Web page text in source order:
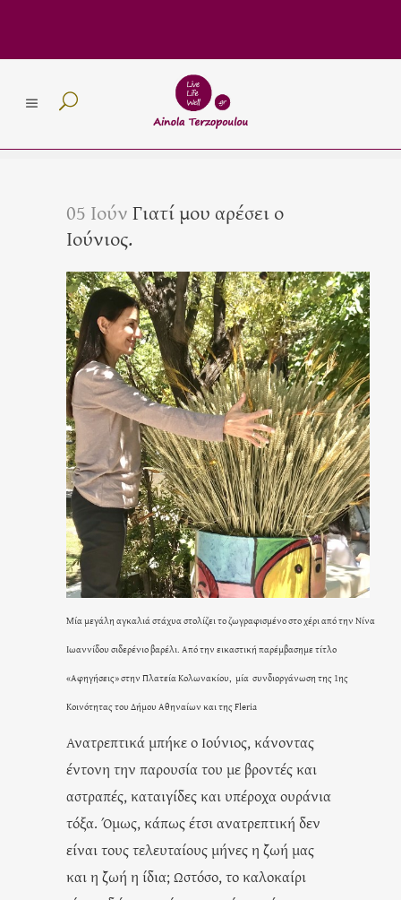
05 ΙούνΓιατί μου αρέσει ο
Ιούνιος.
Μία μεγάλη αγκαλιά στάχυα στολίζει το ζωγραφισμένο στο χέρι από την Νίνα
Ιωαννίδου σιδερένιο βαρέλι. Από την εικαστική παρέμβασημε τίτλο
«Αφηγήσεις» στην Πλατεία Κολωνακίου, μία συνδιοργάνωση της 1ης
Κοινότητας του Δήμου Αθηναίων και της Fleria
Ανατρεπτικά μπήκε ο Ιούνιος, κάνοντας
έντονη την παρουσία του με βροντές και
αστραπές, καταιγίδες και υπέροχα ουράνια
τόξα. Όμως, κάπως έτσι ανατρεπτική δεν
είναι τους τελευταίους μήνες η ζωή μας
και η ζωή η ίδια; Ωστόσο, το καλοκαίρι